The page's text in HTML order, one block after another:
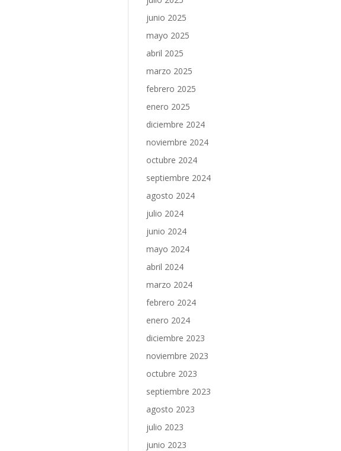
junio 2025
mayo 2025
abril 2025
marzo 2025
febrero 2025
enero 2025
diciembre 2024
noviembre 2024
octubre 2024
septiembre 2024
agosto 2024
julio 2024
junio 2024
mayo 2024
abril 2024
marzo 2024
febrero 2024
enero 2024
diciembre 2023
noviembre 2023
octubre 2023
septiembre 2023
agosto 2023
julio 2023
junio 2023